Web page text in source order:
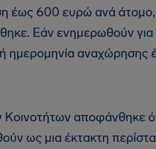
έως 600 ευρώ ανά
Εάν ενημερωθούν
ημερομηνία αναχώρησης
αποφάνθηκε
ως μια έκτακτη